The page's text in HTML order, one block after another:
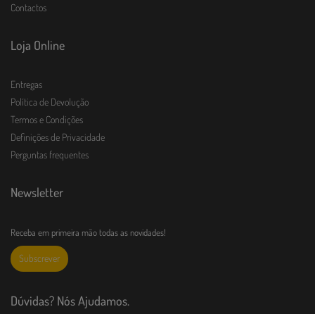
Contactos
Loja Online
Entregas
Política de Devolução
Termos e Condições
Definições de Privacidade
Perguntas frequentes
Newsletter
Receba em primeira mão todas as novidades!
Subscrever
Dúvidas? Nós Ajudamos.